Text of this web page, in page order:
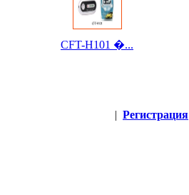
CFT-H101 �...
| Регистрация